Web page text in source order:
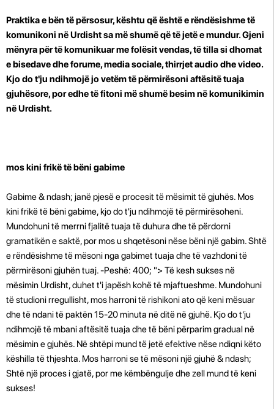
Praktika e bën të përsosur, kështu që është e rëndësishme të
komunikoni në Urdisht sa më shumë që të jetë e mundur. Gjeni
mënyra për të komunikuar me folësit vendas, të tilla si dhomat
e bisedave dhe forume, media sociale, thirrjet audio dhe video.
Kjo do t'ju ndihmojë jo vetëm të përmirësoni aftësitë tuaja
gjuhësore, por edhe të fitoni më shumë besim në komunikimin
në Urdisht.
mos kini frikë të bëni gabime
Gabime & ndash; janë pjesë e procesit të mësimit të gjuhës. Mos
kini frikë të bëni gabime, kjo do t'ju ndihmojë të përmirësoheni.
Mundohuni të merrni fjalitë tuaja të duhura dhe të përdorni
gramatikën e saktë, por mos u shqetësoni nëse bëni një gabim. Shtë
e rëndësishme të mësoni nga gabimet tuaja dhe të vazhdoni të
përmirësoni gjuhën tuaj. -Peshë: 400; "> Të kesh sukses në
mësimin Urdisht, duhet t'i japësh kohë të mjaftueshme. Mundohuni
të studioni rregullisht, mos harroni të rishikoni ato që keni mësuar
dhe të ndani të paktën 15-20 minuta në ditë në gjuhë. Kjo do t'ju
ndihmojë të mbani aftësitë tuaja dhe të bëni përparim gradual në
mësimin e gjuhës. Në shtëpi mund të jetë efektive nëse ndiqni këto
këshilla të thjeshta. Mos harroni se të mësoni një gjuhë & ndash;
Shtë një proces i gjatë, por me këmbëngulje dhe zell mund të keni
sukses!